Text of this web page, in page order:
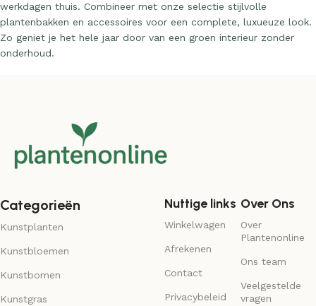
werkdagen thuis. Combineer met onze selectie stijlvolle
plantenbakken en accessoires voor een complete, luxueuze look.
Zo geniet je het hele jaar door van een groen interieur zonder
onderhoud.
Categorieën
Kunstplanten
Kunstbloemen
Kunstbomen
Kunstgras
Nuttige links
Winkelwagen
Afrekenen
Contact
Privacybeleid
Over Ons
Over
Plantenonline
Ons team
Veelgestelde
vragen